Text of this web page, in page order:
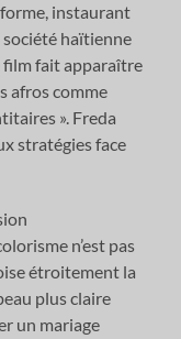
instaurant
haïtienne
film fait apparaître
afros comme
». Freda
stratégies face
n’est pas
étroitement la
plus claire
un mariage